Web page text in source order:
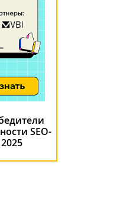
SEO-